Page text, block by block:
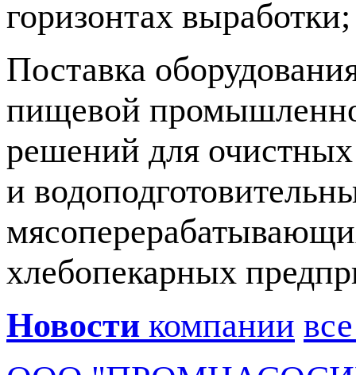
горизонтах
Поставка
пищевой
решений для очистных
и
хлебопекарных
Новости компании